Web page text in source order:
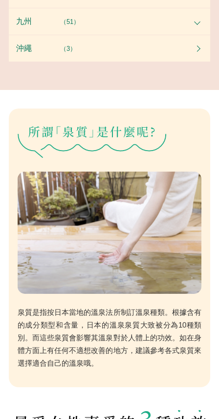
九州 （51）
沖繩 （3）
泉質是指按日本當地的溫泉法所制訂溫泉種類。根據含有
的成分類型和含量，日本的溫泉泉質大致被分為10種類
別。而這些泉質會影響其溫泉對於人體上的功效。如在身
體方面上有任何不適想改善的地方，建議參考各式泉質來
選擇適合自己的溫泉哦。